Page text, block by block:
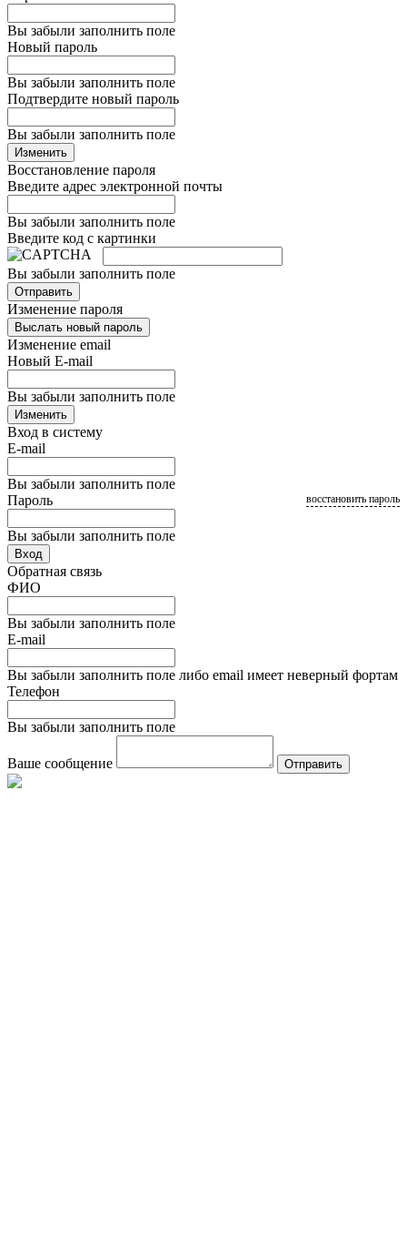
Вы забыли заполнить поле
Новый пароль
Вы забыли заполнить поле
Подтвердите новый пароль
Вы забыли заполнить поле
Изменить
Восстановление пароля
Введите адрес электронной почты
Вы забыли заполнить поле
Введите код с картинки
Вы забыли заполнить поле
Отправить
Изменение пароля
Выслать новый пароль
Изменение email
Новый E-mail
Вы забыли заполнить поле
Изменить
Вход в систему
E-mail
Вы забыли заполнить поле
Пароль
Вы забыли заполнить поле
восстановить пароль
Вход
Обратная связь
ФИО
Вы забыли заполнить поле
E-mail
Вы забыли заполнить поле либо email имеет неверный фортам
Телефон
Вы забыли заполнить поле
Ваше сообщение Отправить